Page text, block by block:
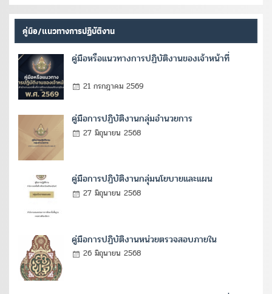
คู่มือ/แนวทางการปฏิบัติงาน
คู่มือหรือแนวทางการปฏิบัติงานของเจ้าหน้าที่
21 กรกฎาคม 2569
คู่มือการปฏิบัติงานกลุ่มอำนวยการ
27 มิถุนายน 2568
คู่มือการปฏิบัติงานกลุ่มนโยบายและแผน
27 มิถุนายน 2568
คู่มือการปฏิบัติงานหน่วยตรวจสอบภายใน
26 มิถุนายน 2568